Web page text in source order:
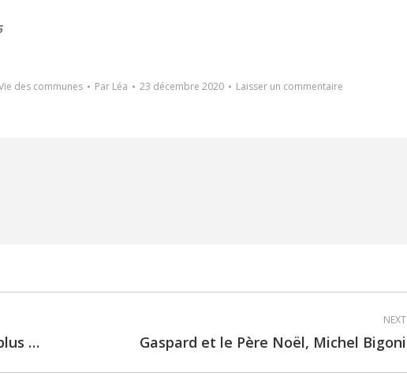
des communes Par Léa 23 décembre 2020 Laisser un commentaire
…
NEXT
Next
Gaspard et le Père Noël, Michel Bigoni